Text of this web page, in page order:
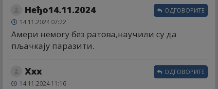
Неђо14.11.2024
14.11.2024 07:22
Амери немогу без ратова,научили су да
пљачкају паразити.
ОДГОВОРИТЕ
Xxx
14.11.2024 11:16
ОДГОВОРИТЕ